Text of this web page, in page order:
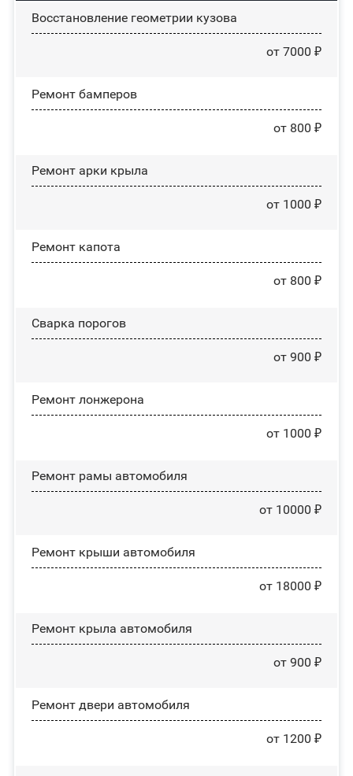
Восстановление геометрии кузова
от 7000 ₽
Ремонт бамперов
от 800 ₽
Ремонт арки крыла
от 1000 ₽
Ремонт капота
от 800 ₽
Сварка порогов
от 900 ₽
Ремонт лонжерона
от 1000 ₽
Ремонт рамы автомобиля
от 10000 ₽
Ремонт крыши автомобиля
от 18000 ₽
Ремонт крыла автомобиля
от 900 ₽
Ремонт двери автомобиля
от 1200 ₽